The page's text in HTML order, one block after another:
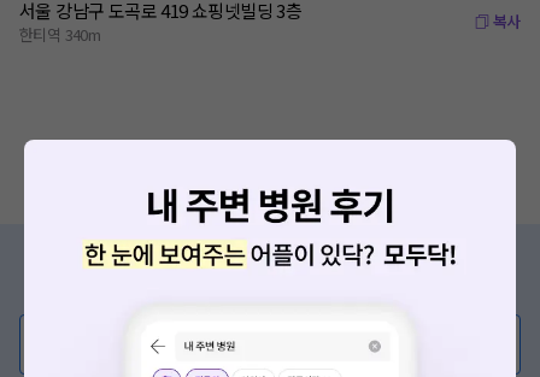
서울 강남구 도곡로 419 쇼핑넷빌딩 3층
한티역 340m
복사
증상/치료, 궁금한 점이 있나요?
💬 무엇이든 물어보세요